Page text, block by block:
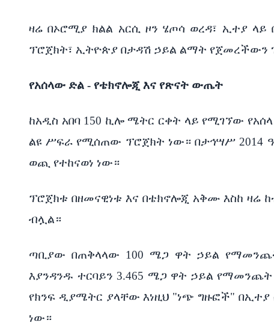
ዛሬ በኦሮሚያ ክልል አርሲ ዞን ሄጦሳ ወረዳ፣ ኢተያ
ፕሮጀክት፣ ኢትዮጵያ በታዳሽ ኃይል ልማት የጀመረችውን
የአሰላው ድል - የቴክኖሎጂ እና የጽናት ውጤት
ከአዲስ አበባ 150 ኪሎ ሜትር ርቀት ላይ የሚገኘው
ልዩ ሥፍራ የሚሰጠው ፕሮጀክት ነው። በታኅሣሥ 2014
ወጪ የተከናወነ ነው።
ፕሮጀክቱ በዘመናዊነቱ እና በቴክኖሎጂ አቅሙ እስከ ዛሬ
ብሏል።
ጣቢያው በጠቅላላው 100 ሜጋ ዋት ኃይል
እያንዳንዱ ተርባይን 3.465 ሜጋ ዋት ኃይል
የክንፍ ዲያሜትር ያላቸው እነዚህ "ነጭ ግዙፎች"
ነው።